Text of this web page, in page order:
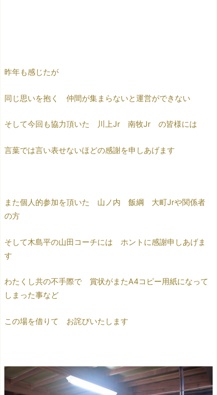
昨年も感じたが
同じ思いを抱く 仲間が集まらないと運営ができない
そして今回も協力頂いた 川上Jr 南牧Jr の皆様には
言葉では言い表せないほどの感謝を申しあげます
また個人的参加を頂いた 山ノ内 飯綱 大町Jrや関係者
の方
そして木島平の山田コーチには ホントに感謝申しあげま
す
わたくし共の不手際で 賞状がまたA4コピー用紙になって
しまった事など
この場を借りて お詫びいたします